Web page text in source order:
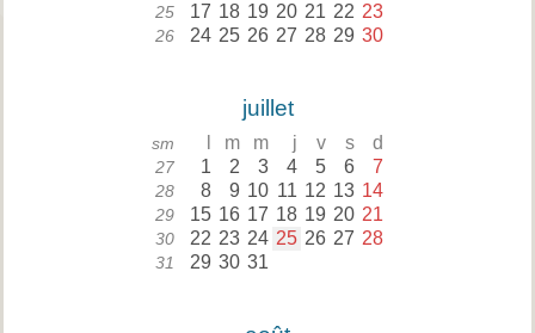
25 17 18 19 20 21 22 23
26 24 25 26 27 28 29 30
juillet
sm m m j v s d
27 1 2 3 4 5 6 7
28 8 9 10 11 12 13 14
29 15 16 17 18 19 20 21
30 22 23 24 25 26 27 28
31 29 30 31